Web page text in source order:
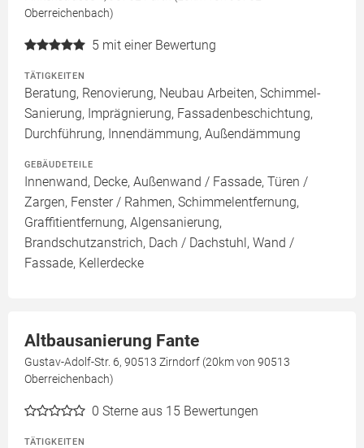
Oberreichenbach)
5 mit einer Bewertung
TÄTIGKEITEN
Beratung, Renovierung, Neubau Arbeiten, Schimmel-
Sanierung, Imprägnierung, Fassadenbeschichtung,
Durchführung, Innendämmung, Außendämmung
GEBÄUDETEILE
Innenwand, Decke, Außenwand / Fassade, Türen /
Zargen, Fenster / Rahmen, Schimmelentfernung,
Graffitientfernung, Algensanierung,
Brandschutzanstrich, Dach / Dachstuhl, Wand /
Fassade, Kellerdecke
Altbausanierung Fante
Gustav-Adolf-Str. 6, 90513 Zirndorf (20km von 90513
Oberreichenbach)
0 Sterne aus 15 Bewertungen
TÄTIGKEITEN